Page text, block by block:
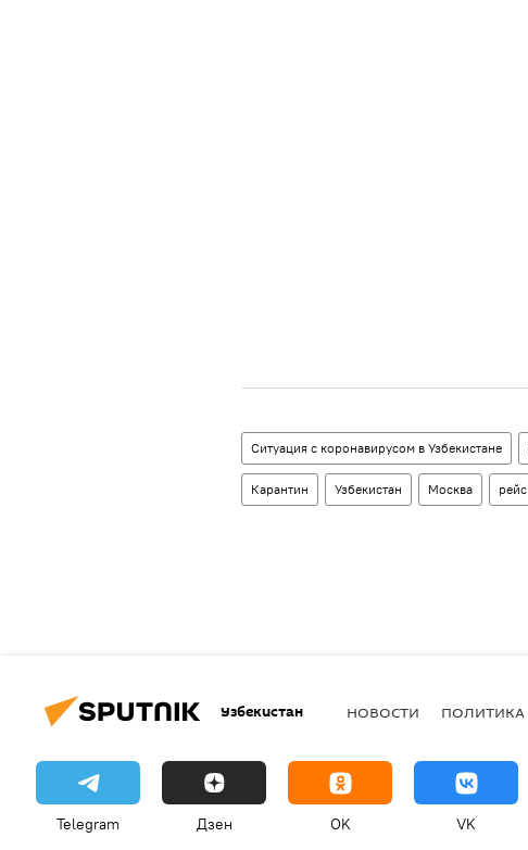
Ситуация с коронавирусом в Узбекистане
Карантин Узбекистан Москва рейс
Узбекистан НОВОСТИ ПОЛИТИКА
Telegram Дзен OK VK